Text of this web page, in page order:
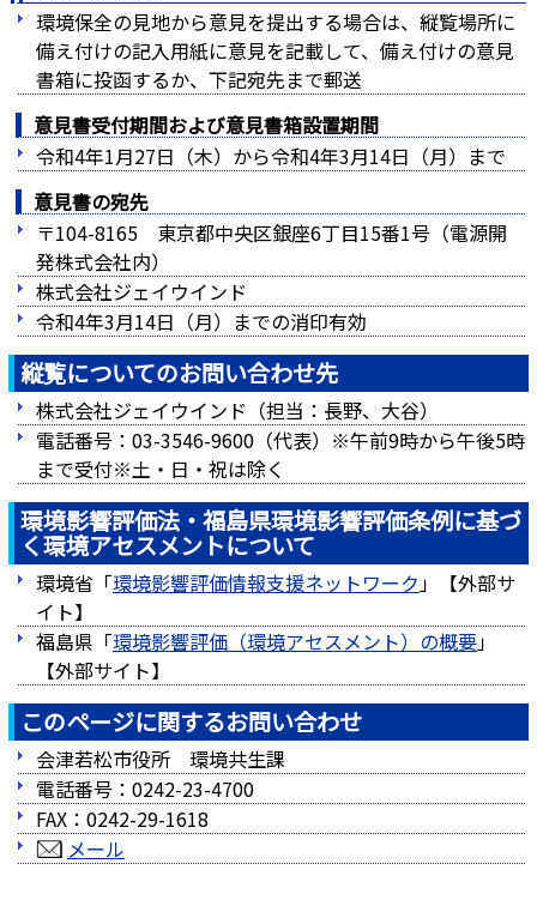
環境保全の見地から意見を提出する場合は、縦覧場所に
備え付けの記入用紙に意見を記載して、備え付けの意見
書箱に投函するか、下記宛先まで郵送
意見書受付期間および意見書箱設置期間
令和4年1月27日（木）から令和4年3月14日（月）まで
意見書の宛先
〒104-8165 東京都中央区銀座6丁目15番1号（電源開
発株式会社内）
株式会社ジェイウインド
令和4年3月14日（月）までの消印有効
縦覧についてのお問い合わせ先
株式会社ジェイウインド（担当：長野、大谷）
電話番号：03-3546-9600（代表）※午前9時から午後5時
まで受付※土・日・祝は除く
環境影響評価法・福島県環境影響評価条例に基づ
く環境アセスメントについて
環境省「環境影響評価情報支援ネットワーク」【外部サ
イト】
福島県「環境影響評価（環境アセスメント）の概要」
【外部サイト】
このページに関するお問い合わせ
会津若松市役所 環境共生課
電話番号：0242-23-4700
FAX：0242-29-1618
メール